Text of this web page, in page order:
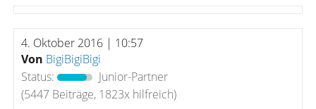
4. Oktober 2016 | 10:57
Von BigiBigiBigi
Status:
Junior-Partner
(5447 Beiträge, 1823x hilfreich)